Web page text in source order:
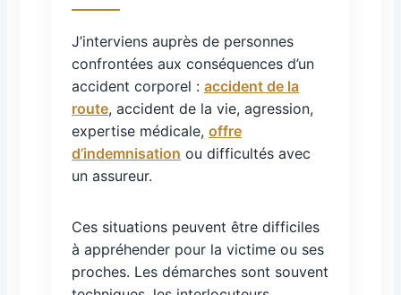
J’interviens auprès de personnes
confrontées aux conséquences d’un
accident corporel : accident de la
route, accident de la vie, agression,
expertise médicale, offre
d’indemnisation ou difficultés avec
un assureur.
Ces situations peuvent être difficiles
à appréhender pour la victime ou ses
proches. Les démarches sont souvent